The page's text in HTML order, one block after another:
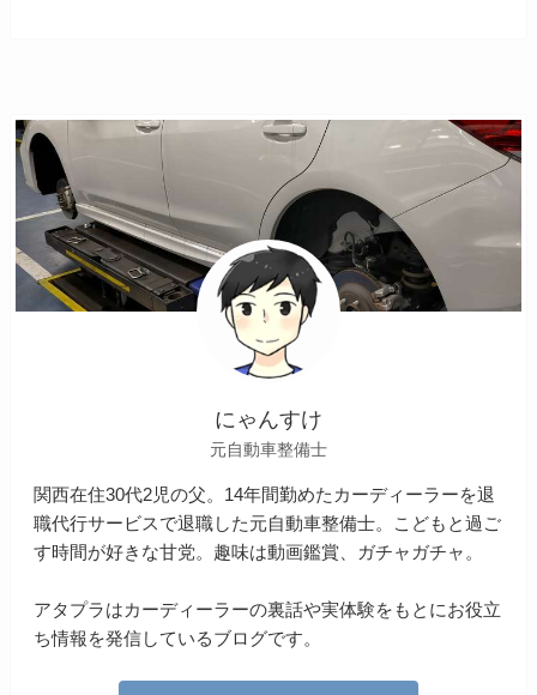
にゃんすけ
元自動車整備士
関西在住30代2児の父。14年間勤めたカーディーラーを退
職代行サービスで退職した元自動車整備士。こどもと過ご
す時間が好きな甘党。趣味は動画鑑賞、ガチャガチャ。
アタプラはカーディーラーの裏話や実体験をもとにお役立
ち情報を発信しているブログです。